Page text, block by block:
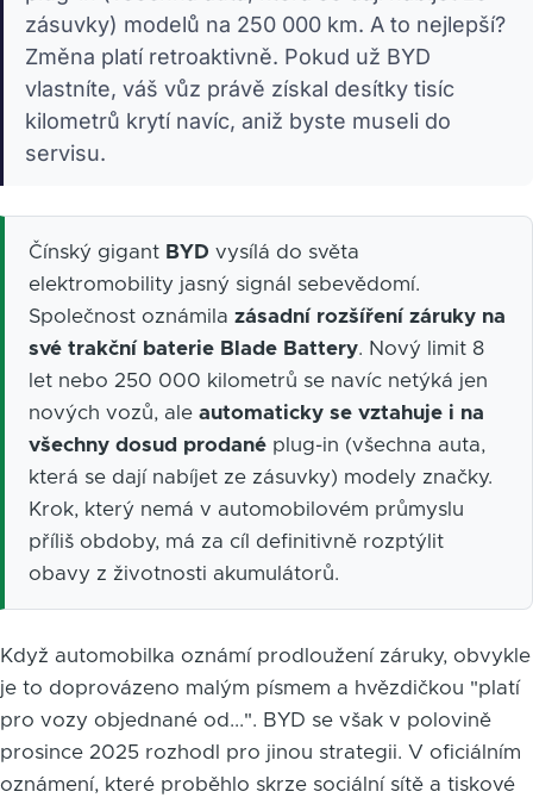
zásuvky) modelů na 250 000 km. A to nejlepší?
Změna platí retroaktivně. Pokud už BYD
vlastníte, váš vůz právě získal desítky tisíc
kilometrů krytí navíc, aniž byste museli do
servisu.
Čínský gigant BYD vysílá do světa
elektromobility jasný signál sebevědomí.
Společnost oznámila zásadní rozšíření záruky na
své trakční baterie Blade Battery. Nový limit 8
let nebo 250 000 kilometrů se navíc netýká jen
nových vozů, ale automaticky se vztahuje i na
všechny dosud prodané plug-in (všechna auta,
která se dají nabíjet ze zásuvky) modely značky.
Krok, který nemá v automobilovém průmyslu
příliš obdoby, má za cíl definitivně rozptýlit
obavy z životnosti akumulátorů.
Když automobilka oznámí prodloužení záruky, obvykle
je to doprovázeno malým písmem a hvězdičkou "platí
pro vozy objednané od...". BYD se však v polovině
prosince 2025 rozhodl pro jinou strategii. V oficiálním
oznámení, které proběhlo skrze sociální sítě a tiskové